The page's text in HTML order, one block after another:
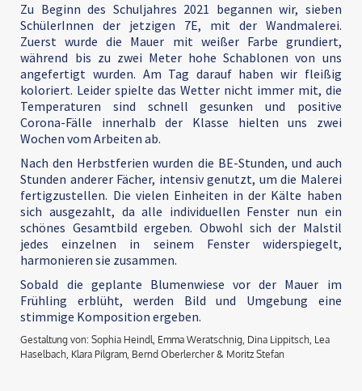
Zu Beginn des Schuljahres 2021 begannen wir, sieben
SchülerInnen der jetzigen 7E, mit der Wandmalerei.
Zuerst wurde die Mauer mit weißer Farbe grundiert,
während bis zu zwei Meter hohe Schablonen von uns
angefertigt wurden. Am Tag darauf haben wir fleißig
koloriert. Leider spielte das Wetter nicht immer mit, die
Temperaturen sind schnell gesunken und positive
Corona-Fälle innerhalb der Klasse hielten uns zwei
Wochen vom Arbeiten ab.
Nach den Herbstferien wurden die BE-Stunden, und auch
Stunden anderer Fächer, intensiv genutzt, um die Malerei
fertigzustellen. Die vielen Einheiten in der Kälte haben
sich ausgezahlt, da alle individuellen Fenster nun ein
schönes Gesamtbild ergeben. Obwohl sich der Malstil
jedes einzelnen in seinem Fenster widerspiegelt,
harmonieren sie zusammen.
Sobald die geplante Blumenwiese vor der Mauer im
Frühling erblüht, werden Bild und Umgebung eine
stimmige Komposition ergeben.
Gestaltung von: Sophia Heindl, Emma Weratschnig, Dina Lippitsch, Lea
Haselbach, Klara Pilgram, Bernd Oberlercher & Moritz Stefan